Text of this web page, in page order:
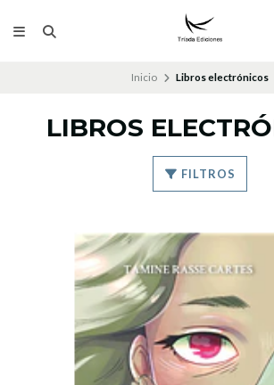
Inicio Libros electrónicos
LIBROS
FILTROS